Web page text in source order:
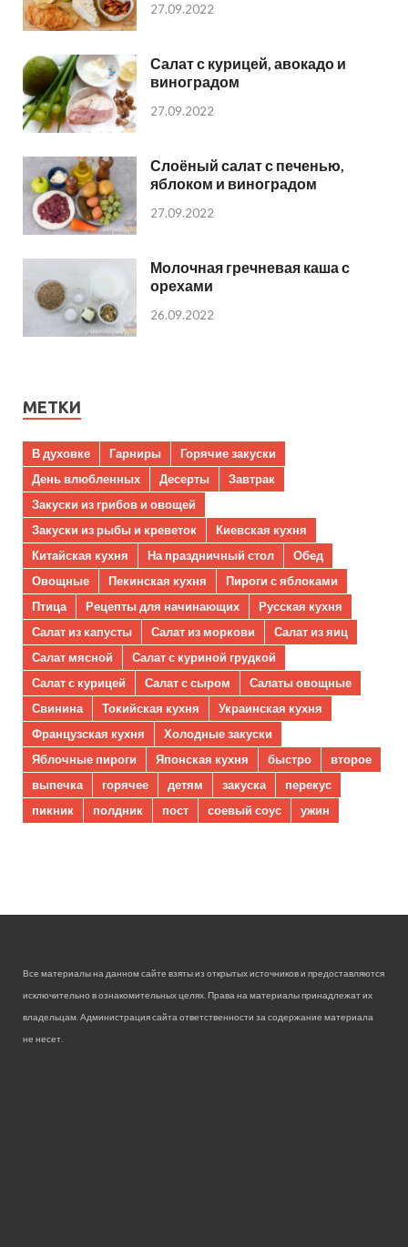
27.09.2022
Салат с курицей, авокадо и
виноградом
27.09.2022
Слоёный салат с печенью,
яблоком и виноградом
27.09.2022
Молочная гречневая каша с
орехами
26.09.2022
МЕТКИ
В духовке Гарниры
Горячие закуски
День влюбленных
Десерты
Завтрак
Закуски из грибов и овощей
Закуски из рыбы и креветок
Киевская кухня
Китайская кухня
На праздничный стол
Обед
Овощные
Пекинская кухня
Пироги с яблоками
Птица
Рецепты для начинающих
Русская кухня
Салат из капусты
Салат из моркови
Салат из яиц
Салат мясной
Салат с куриной грудкой
Салат с курицей
Салат с сыром
Салаты овощные
Свинина
Токийская кухня
Украинская кухня
Французская кухня
Холодные закуски
Яблочные пироги
Японская кухня быстро
второе
выпечка
горячее детям закуска
перекус
пикник
полдник пост соевый соус ужин
Все материалы на данном сайте взяты из открытых источников и предоставляются
исключительно в ознакомительных целях. Права на материалы принадлежат их
владельцам. Администрация сайта ответственности за содержание материала
не несет.